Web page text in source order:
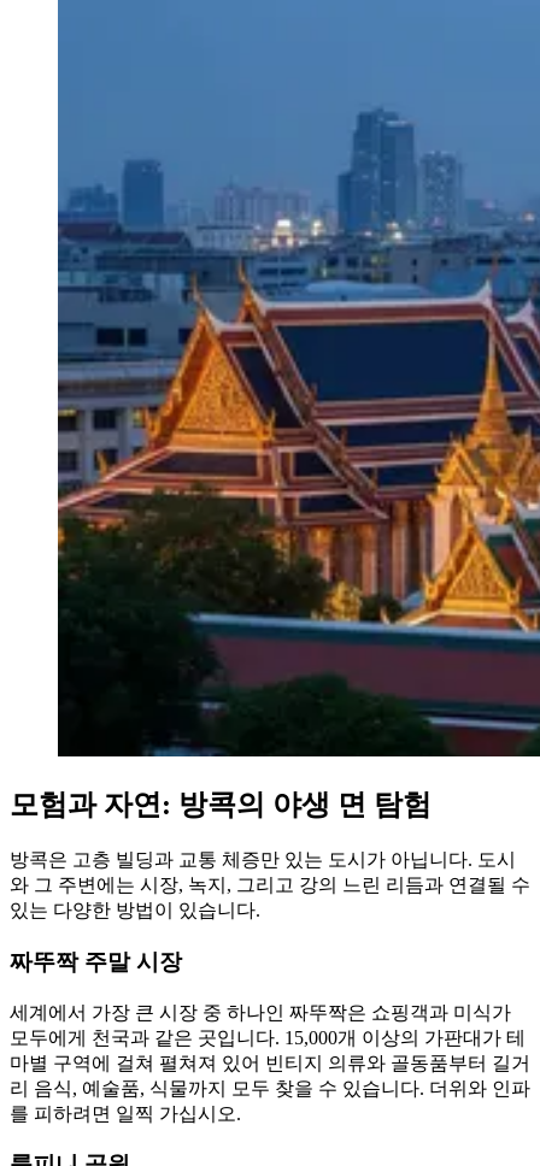
모험과 자연: 방콕의 야생 면 탐험
방콕은 고층 빌딩과 교통 체증만 있는 도시가 아닙니다. 도시
와 그 주변에는 시장, 녹지, 그리고 강의 느린 리듬과 연결될 수
있는 다양한 방법이 있습니다.
짜뚜짝 주말 시장
세계에서 가장 큰 시장 중 하나인 짜뚜짝은 쇼핑객과 미식가
모두에게 천국과 같은 곳입니다. 15,000개 이상의 가판대가 테
마별 구역에 걸쳐 펼쳐져 있어 빈티지 의류와 골동품부터 길거
리 음식, 예술품, 식물까지 모두 찾을 수 있습니다. 더위와 인파
를 피하려면 일찍 가십시오.